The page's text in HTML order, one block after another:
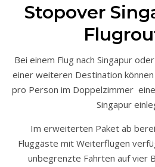
Stopover
Bei einem Flug nach Singapur
einer weiteren Destination
pro Person im Doppelzimmer
Singapur
Im erweiterten Paket ab
Fluggäste mit Weiterflügen
unbegrenzte Fahrten auf vier